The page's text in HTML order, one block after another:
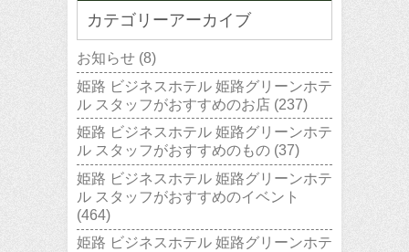
カテゴリーアーカイブ
お知らせ (8)
姫路 ビジネスホテル 姫路グリーンホテ
ル スタッフがおすすめのお店 (237)
姫路 ビジネスホテル 姫路グリーンホテ
ル スタッフがおすすめのもの (37)
姫路 ビジネスホテル 姫路グリーンホテ
ル スタッフがおすすめのイベント
(464)
姫路 ビジネスホテル 姫路グリーンホテ